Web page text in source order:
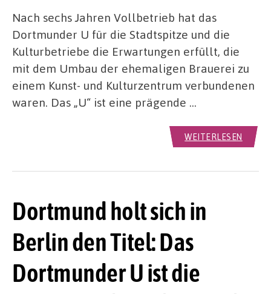
Nach sechs Jahren Vollbetrieb hat das
Dortmunder U für die Stadtspitze und die
Kulturbetriebe die Erwartungen erfüllt, die
mit dem Umbau der ehemaligen Brauerei zu
einem Kunst- und Kulturzentrum verbundenen
waren. Das „U“ ist eine prägende …
WEITERLESEN
Dortmund holt sich in
Berlin den Titel: Das
Dortmunder U ist die